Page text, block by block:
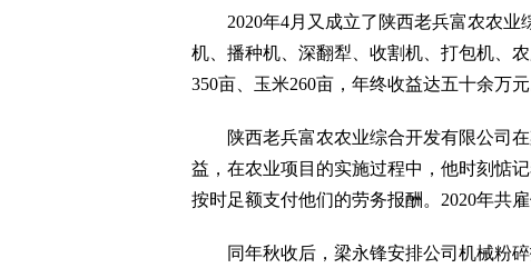
2020年4月又成立了陕西老兵富农农业
机、播种机、深翻犁、收割机、打包机、
350亩、玉米260亩，年终收益达五十余万元
陕西老兵富农农业综合开发有限公司在
益，在农业项目的实施过程中，他时刻惦
按时足额支付他们的劳务报酬。2020年共
同年秋收后，梁永锋安排公司机械粉碎